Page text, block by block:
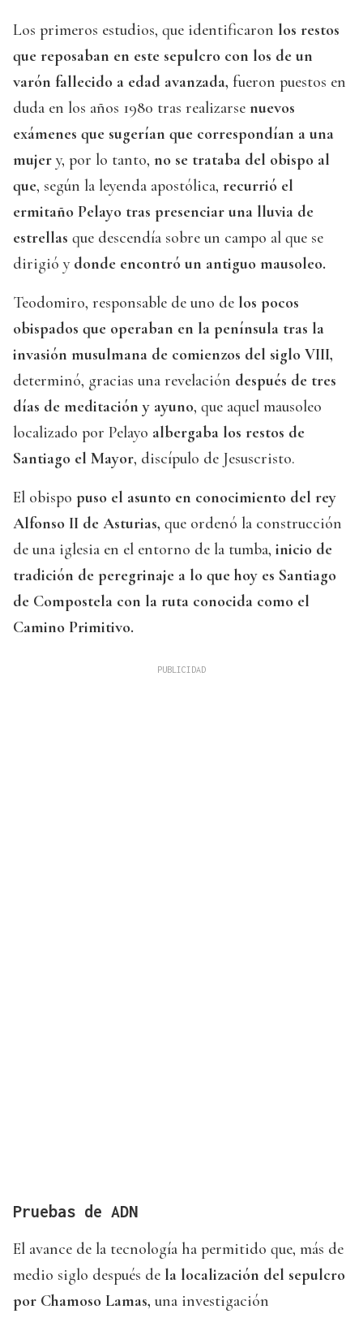
Los primeros estudios, que identificaron los restos
que reposaban en este sepulcro con los de un
varón fallecido a edad avanzada, fueron puestos en
duda en los años 1980 tras realizarse nuevos
exámenes que sugerían que correspondían a una
mujer y, por lo tanto, no se trataba del obispo al
que, según la leyenda apostólica, recurrió el
ermitaño Pelayo tras presenciar una lluvia de
estrellas que descendía sobre un campo al que se
dirigió y donde encontró un antiguo mausoleo.
Teodomiro, responsable de uno de los pocos
obispados que operaban en la península tras la
invasión musulmana de comienzos del siglo VIII,
determinó, gracias una revelación después de tres
días de meditación y ayuno, que aquel mausoleo
localizado por Pelayo albergaba los restos de
Santiago el Mayor, discípulo de Jesuscristo.
El obispo puso el asunto en conocimiento del rey
Alfonso II de Asturias, que ordenó la construcción
de una iglesia en el entorno de la tumba, inicio de
tradición de peregrinaje a lo que hoy es Santiago
de Compostela con la ruta conocida como el
Camino Primitivo.
Pruebas de ADN
El avance de la tecnología ha permitido que, más de
medio siglo después de la localización del sepulcro
por Chamoso Lamas, una investigación